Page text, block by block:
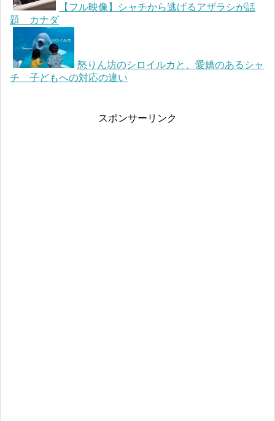
【フル映像】シャチから逃げるアザラシが話
題 カナダ
怒りん坊のシロイルカと、愛嬌のあるシャ
チ 子どもへの対応の違い
スポンサーリンク